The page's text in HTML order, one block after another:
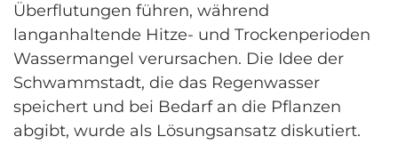
Überflutungen führen, während
langanhaltende Hitze- und Trockenperioden
Wassermangel verursachen. Die Idee der
Schwammstadt, die das Regenwasser
speichert und bei Bedarf an die Pflanzen
abgibt, wurde als Lösungsansatz diskutiert.